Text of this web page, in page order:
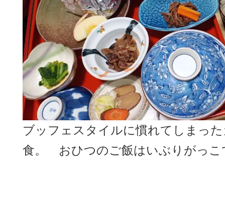
ブッフェスタイルに慣れてしまっ
食。 おひつのご飯はいぶりがっこ